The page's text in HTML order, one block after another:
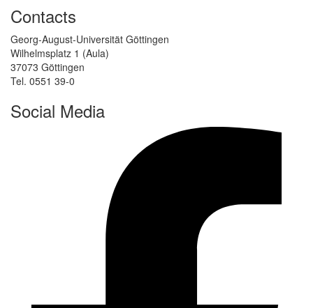
Contacts
Georg-August-Universität Göttingen
Wilhelmsplatz 1 (Aula)
37073 Göttingen
Tel. 0551 39-0
Social Media